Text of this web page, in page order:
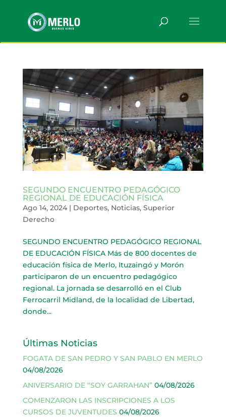
SEGUNDO ENCUENTRO PEDAGÓGICO
REGIONAL DE EDUCACIÓN FÍSICA
Ago 14, 2024| Deportes, Noticias, Superior
Derecho
SEGUNDO ENCUENTRO PEDAGÓGICO REGIONAL
DE EDUCACIÓN FÍSICA Más de 800 docentes de
educación física de Merlo, Ituzaingó y Morón
participaron de un encuentro pedagógico
regional. La jornada se desarrolló en el Club
Ferrocarril Midland, de la localidad de Libertad,
donde...
Últimas Noticias
FOGATA DE SAN PEDRO Y SAN PABLO EN MERLO
04/08/2026
ANIVERSARIO DE “SOY GARRAHAN” 04/08/2026
COMENZARON LAS INSCRIPCIONES A LOS
CURSOS DE JUVENTUDES 04/08/2026